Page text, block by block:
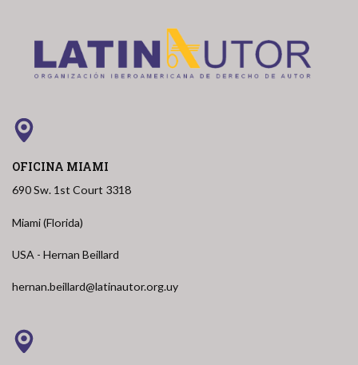
OFICINA MIAMI
690 Sw. 1st Court 3318
Miami (Florida)
USA - Hernan Beillard
hernan.beillard@latinautor.org.uy